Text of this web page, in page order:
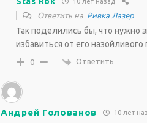
10 лет назад
Ответить на Ривка Лазер
Так поделились бы, что нужно
избавиться от его
0 Ответить
Андрей Голованов 10 лет